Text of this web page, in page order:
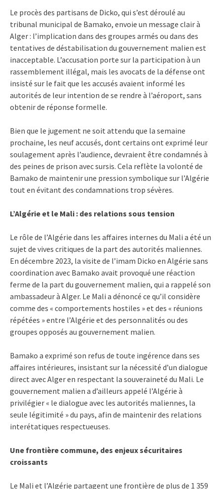
Le procès des partisans de Dicko, qui s’est déroulé au
tribunal municipal de Bamako, envoie un message clair à
Alger : l’implication dans des groupes armés ou dans des
tentatives de déstabilisation du gouvernement malien est
inacceptable. L’accusation porte sur la participation à un
rassemblement illégal, mais les avocats de la défense ont
insisté sur le fait que les accusés avaient informé les
autorités de leur intention de se rendre à l’aéroport, sans
obtenir de réponse formelle.
Bien que le jugement ne soit attendu que la semaine
prochaine, les neuf accusés, dont certains ont exprimé leur
soulagement après l’audience, devraient être condamnés à
des peines de prison avec sursis. Cela reflète la volonté de
Bamako de maintenir une pression symbolique sur l’Algérie
tout en évitant des condamnations trop sévères.
L’Algérie et le Mali : des relations sous tension
Le rôle de l’Algérie dans les affaires internes du Mali a été un
sujet de vives critiques de la part des autorités maliennes.
En décembre 2023, la visite de l’imam Dicko en Algérie sans
coordination avec Bamako avait provoqué une réaction
ferme de la part du gouvernement malien, qui a rappelé son
ambassadeur à Alger. Le Mali a dénoncé ce qu’il considère
comme des « comportements hostiles » et des « réunions
répétées » entre l’Algérie et des personnalités ou des
groupes opposés au gouvernement malien.
Bamako a exprimé son refus de toute ingérence dans ses
affaires intérieures, insistant sur la nécessité d’un dialogue
direct avec Alger en respectant la souveraineté du Mali. Le
gouvernement malien a d’ailleurs appelé l’Algérie à
privilégier « le dialogue avec les autorités maliennes, la
seule légitimité » du pays, afin de maintenir des relations
interétatiques respectueuses.
Une frontière commune, des enjeux sécuritaires
croissants
Le Mali et l’Algérie partagent une frontière de plus de 1 359